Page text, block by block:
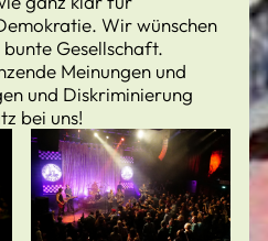
Wir wünschen
Gesellschaft.
Meinungen und
und Diskriminierung
bei uns!